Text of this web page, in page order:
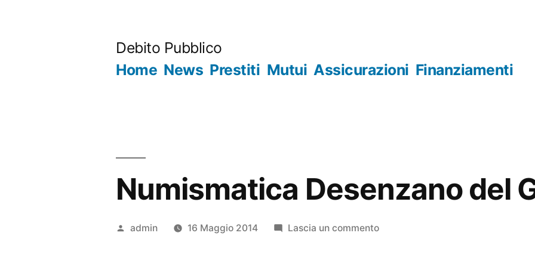
Debito Pubblico
Home News Prestiti Mutui Assicurazioni Finanziamenti
Numismatica Desenzano del
Pubblicato
admin 16 Maggio 2014 Lascia un commentosu